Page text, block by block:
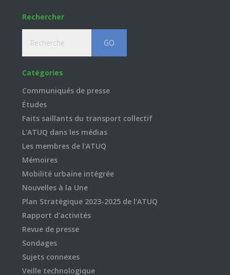
Rechercher
Catégories
Communiqués de presse
Études
Faits saillants du transport collectif
L'ATUQ dans les médias
Les membres de l'ATUQ
Mémoires
Mobilité urbaine intégrée
Nouvelles à la Une
Plan Stratégique 2023-2025 de l'ATUQ
Rapport d'activités
Revue de presse
Sondages
Sujets connexes
Veille technologique